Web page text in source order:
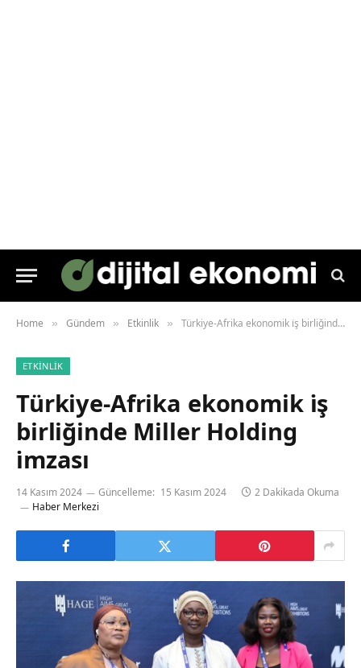
Home » Gündem » Etkinlik » Türkiye-Afrika ekonomik ı̇ş birliğinde Miller Holding ı̇mzası
ETKINLIK
Türkiye-Afrika ekonomik ı̇ş
birliğinde Miller Holding
ı̇mzası
14 Kasım 2024 Güncelleme: 15 Kasım 2024
2 Dakikada Okuma
Haber Merkezi